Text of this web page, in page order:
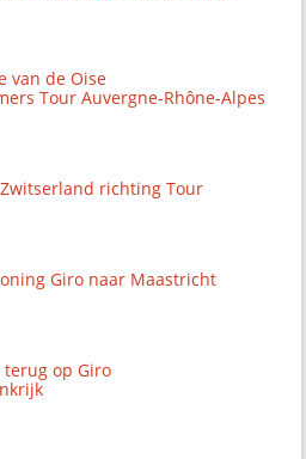
van de Oise
Tour Auvergne-Rhône-Alpes
richting Tour
Giro naar Maastricht
op Giro